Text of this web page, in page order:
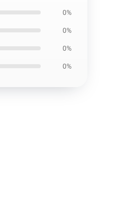
0%
0%
0%
0%